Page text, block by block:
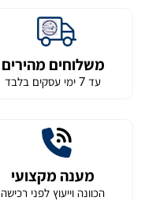
משלוחים מהירים
עד 7 ימי עסקים בלבד
מענה מקצועי
הכוונה וייעוץ לפני רכישה